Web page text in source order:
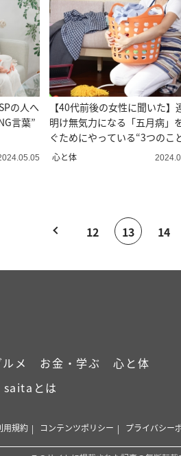
の人へ
言葉”
【40代前後の女性に聞いた】
明け無気力になる「五月病」
ぐためにやっている“3つのこ
心と体
12 13 14
メ お金・学ぶ
心と体
saitaとは
用規約 コンテンツポリシー プライバシー